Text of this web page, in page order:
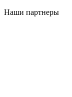
Наши партнеры